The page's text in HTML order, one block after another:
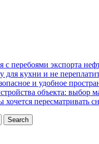
с перебоями экспорта
для кухни и не
и удобное
объекта: выбор
пересматривать